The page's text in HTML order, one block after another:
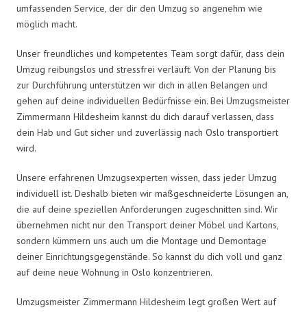
umfassenden Service, der dir den Umzug so angenehm wie
möglich macht.
Unser freundliches und kompetentes Team sorgt dafür, dass dein
Umzug reibungslos und stressfrei verläuft. Von der Planung bis
zur Durchführung unterstützen wir dich in allen Belangen und
gehen auf deine individuellen Bedürfnisse ein. Bei Umzugsmeister
Zimmermann Hildesheim kannst du dich darauf verlassen, dass
dein Hab und Gut sicher und zuverlässig nach Oslo transportiert
wird.
Unsere erfahrenen Umzugsexperten wissen, dass jeder Umzug
individuell ist. Deshalb bieten wir maßgeschneiderte Lösungen an,
die auf deine speziellen Anforderungen zugeschnitten sind. Wir
übernehmen nicht nur den Transport deiner Möbel und Kartons,
sondern kümmern uns auch um die Montage und Demontage
deiner Einrichtungsgegenstände. So kannst du dich voll und ganz
auf deine neue Wohnung in Oslo konzentrieren.
Umzugsmeister Zimmermann Hildesheim legt großen Wert auf